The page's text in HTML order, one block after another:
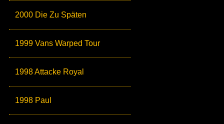
2000 Die Zu Späten
1999 Vans Warped Tour
1998 Attacke Royal
1998 Paul